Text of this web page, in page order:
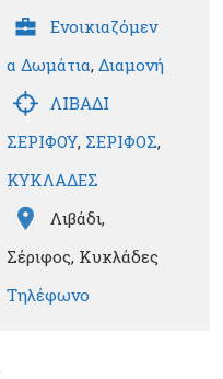
Ενοικιαζόμεν
α Δωμάτια, Διαμονή
ΛΙΒΑΔΙ
ΣΕΡΙΦΟΥ, ΣΕΡΙΦΟΣ,
ΚΥΚΛΑΔΕΣ
Λιβάδι,
Σέριφος, Κυκλάδες
Τηλέφωνο